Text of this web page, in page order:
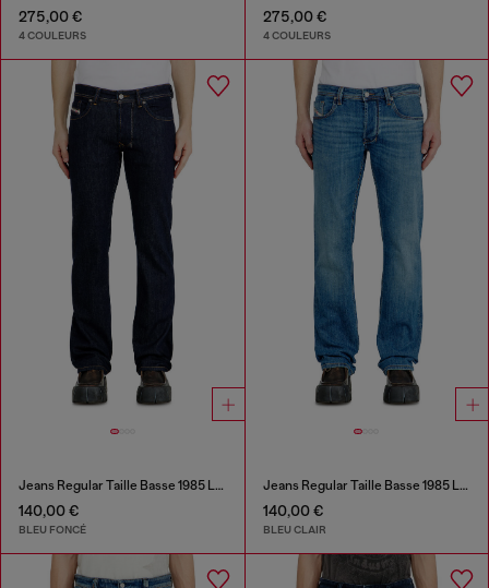
275,00 €
4 COULEURS
275,00 €
4 COULEURS
Jeans Regular Taille Basse 1985 Larkee
140,00 €
BLEU FONCÉ
Jeans Regular Taille Basse 1985 Larkee
140,00 €
BLEU CLAIR